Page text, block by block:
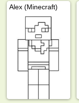
Alex (Minecraft)